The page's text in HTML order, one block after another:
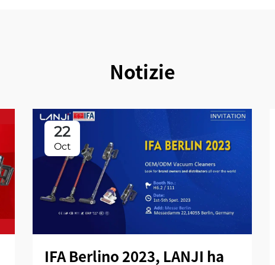
Notizie
22
Oct
IFA Berlino 2023, LANJI ha